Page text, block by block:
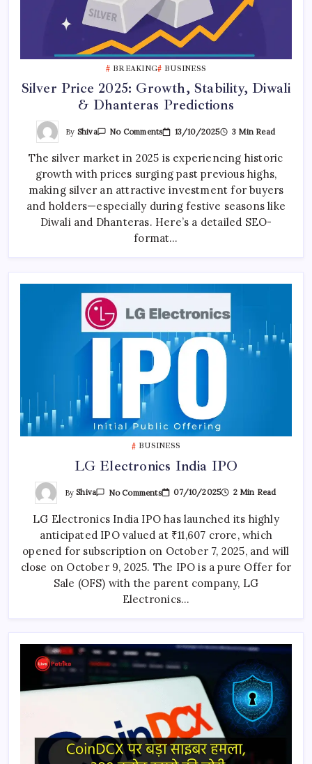
BREAKING BUSINESS
Silver Price 2025: Growth, Stability, Diwali
& Dhanteras Predictions
By Shiva No CommentsOn
Silver
2025:
Growth,
Stability,
Diwali
&
Dhanteras
Predictions
13/10/2025 3 Min Read
The silver market in 2025 is experiencing historic
growth with prices surging past previous highs,
making silver an attractive investment for buyers
and holders—especially during festive seasons like
Diwali and Dhanteras. Here’s a detailed SEO-
format…
BUSINESS
LG Electronics India IPO
ByShiva No CommentsOn
India
07/10/2025 2 Min Read
LG Electronics India IPO has launched its highly
anticipated IPO valued at ₹11,607 crore, which
opened for subscription on October 7, 2025, and will
close on October 9, 2025. The IPO is a pure Offer for
Sale (OFS) with the parent company, LG
Electronics…